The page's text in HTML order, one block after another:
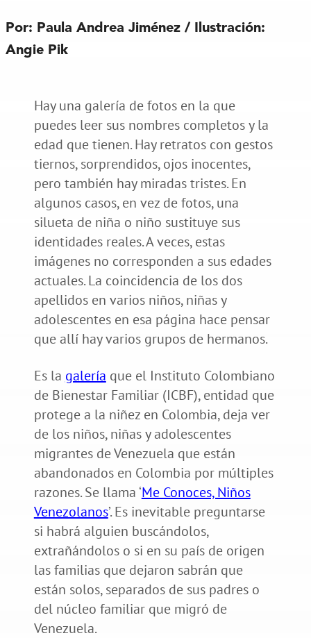
Por: Paula Andrea Jiménez/ Ilustración:
Angie Pik
Hay una galería de fotos en la que
puedes leer sus nombres completos y la
edad que tienen. Hay retratos con gestos
tiernos, sorprendidos, ojos inocentes,
pero también hay miradas tristes. En
algunos casos, en vez de fotos, una
silueta de niña o niño sustituye sus
identidades reales. A veces, estas
imágenes no corresponden a sus edades
actuales. La coincidencia de los dos
apellidos en varios niños, niñas y
adolescentes en esa página hace pensar
que allí hay varios grupos de hermanos.
Es la galería que el Instituto Colombiano
de Bienestar Familiar (ICBF), entidad que
protege a la niñez en Colombia, deja ver
de los niños, niñas y adolescentes
migrantes de Venezuela que están
abandonados en Colombia por múltiples
razones. Se llama ‘Me Conoces, Niños
Venezolanos’. Es inevitable preguntarse
si habrá alguien buscándolos,
extrañándolos o si en su país de origen
las familias que dejaron sabrán que
están solos, separados de sus padres o
del núcleo familiar que migró de
Venezuela.